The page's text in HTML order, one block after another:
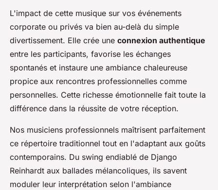
L'impact de cette musique sur vos événements
corporate ou privés va bien au-delà du simple
divertissement. Elle crée une connexion authentique
entre les participants, favorise les échanges
spontanés et instaure une ambiance chaleureuse
propice aux rencontres professionnelles comme
personnelles. Cette richesse émotionnelle fait toute la
différence dans la réussite de votre réception.
Nos musiciens professionnels maîtrisent parfaitement
ce répertoire traditionnel tout en l'adaptant aux goûts
contemporains. Du swing endiablé de Django
Reinhardt aux ballades mélancoliques, ils savent
moduler leur interprétation selon l'ambiance